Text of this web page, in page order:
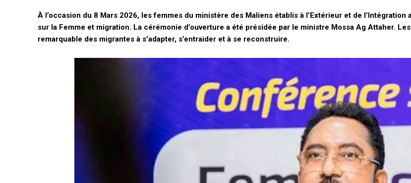
À l’occasion du 8 Mars 2026, les femmes du ministère des Maliens établis à l’Extérieur et de
sur la Femme et migration. La cérémonie d’ouverture a été présidée par le ministre Mossa Ag Attaher.
remarquable des migrantes à s’adapter, s’entraider et à se reconstruire.